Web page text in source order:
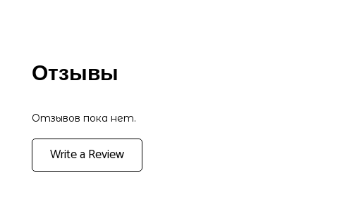
Отзывы
Отзывов пока нет.
Write a Review